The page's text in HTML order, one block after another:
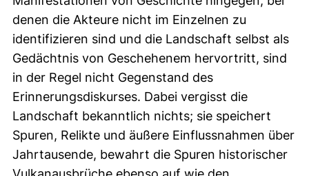
denen die Akteure nicht im Einzelnen zu
identifizieren sind und die Landschaft selbst als
Gedächtnis von Geschehenem hervortritt, sind
in der Regel nicht Gegenstand des
Erinnerungsdiskurses. Dabei vergisst die
Landschaft bekanntlich nichts; sie speichert
Spuren, Relikte und äußere Einflussnahmen über
Jahrtausende, bewahrt die Spuren historischer